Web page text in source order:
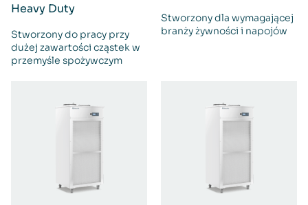
Heavy Duty
Stworzony do pracy przy
dużej zawartości cząstek w
przemyśle spożywczym
Stworzony dla wymagającej
branży żywności i napojów